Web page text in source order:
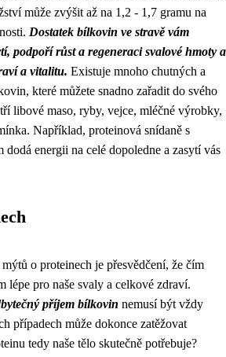
může zvýšit až na 1,2 - 1,7 gramu na
Dostatek bílkovin ve stravě vám
podpoří růst a regeneraci svalové hmoty a
a vitalitu. Existuje mnoho chutných a
které můžete snadno zařadit do svého
libové maso, ryby, vejce, mléčné výrobky,
Například, proteinová snídaně s
dodá energii na celé dopoledne a zasytí vás
o proteinech je přesvědčení, že čím
lépe pro naše svaly a celkové zdraví.
příjem bílkovin nemusí být vždy
případech může dokonce zatěžovat
tedy naše tělo skutečně potřebuje?